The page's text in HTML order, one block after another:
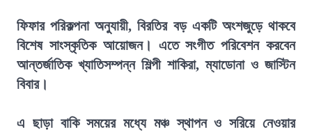
ফিফার পরিকল্পনা অনুযায়ী, বিরতির বড় একটি অংশজুড়ে থাকবে
বিশেষ সাংস্কৃতিক আয়োজন। এতে সংগীত পরিবেশন করবেন
আন্তর্জাতিক খ্যাতিসম্পন্ন শিল্পী শাকিরা, ম্যাডোনা ও জাস্টিন
বিবার।
এ ছাড়া বাকি সময়ের মধ্যে মঞ্চ স্থাপন ও সরিয়ে নেওয়ার